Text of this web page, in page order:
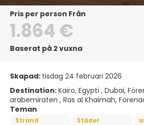
pris per person Från
1.864 €
Baserat på 2 vuxna
Skapad: tisdag 24 februari 2026
Destination:Kairo, Egypti , Dubai,
arabemiraten , Ras al Khaimah,
Teman
Strand Städer